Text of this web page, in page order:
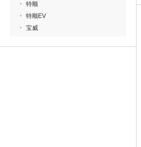
特顺
特顺EV
宝威